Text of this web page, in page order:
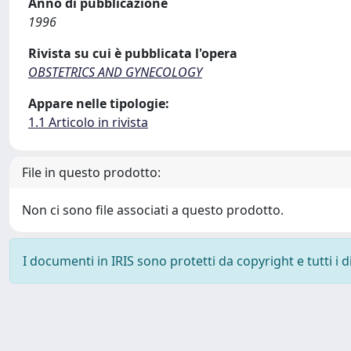
1996
Rivista su cui è pubblicata l'opera
OBSTETRICS AND GYNECOLOGY
Appare nelle tipologie:
1.1 Articolo in rivista
File in questo prodotto:
Non ci sono file associati a questo prodotto.
I documenti in IRIS sono protetti da copyright e tutti i